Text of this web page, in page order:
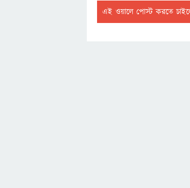
এই ওয়ালে পোস্ট করতে